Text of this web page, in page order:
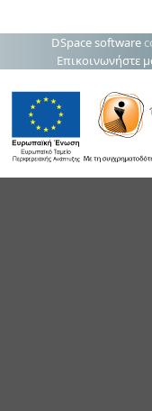
DSpace software
Επικοινωνήστε